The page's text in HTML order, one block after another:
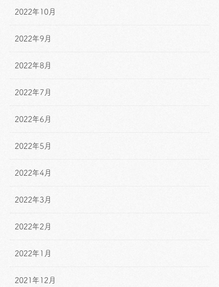
2022年10月
2022年9月
2022年8月
2022年7月
2022年6月
2022年5月
2022年4月
2022年3月
2022年2月
2022年1月
2021年12月